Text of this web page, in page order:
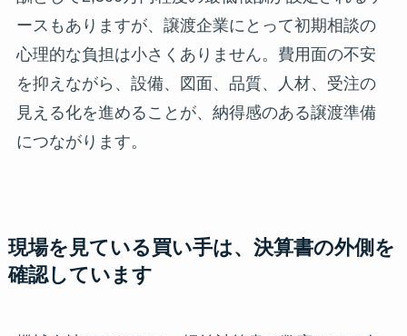
ースもありますが、譲渡企業にとって初期相談の
心理的な負担は小さくありません。費用面の不安
を抑えながら、設備、図面、品質、人材、受注の
見える化を進めることが、納得感のある譲渡準備
につながります。
現場を見ている買い手は、決算書の外側を
確認しています